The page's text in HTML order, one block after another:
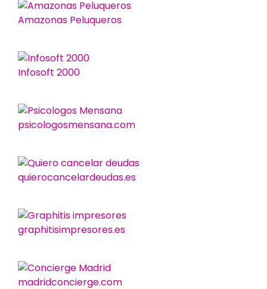
Amazonas Peluqueros
Infosoft 2000
psicologosmensana.com
quierocancelardeudas.es
graphitisimpresores.es
madridconcierge.com